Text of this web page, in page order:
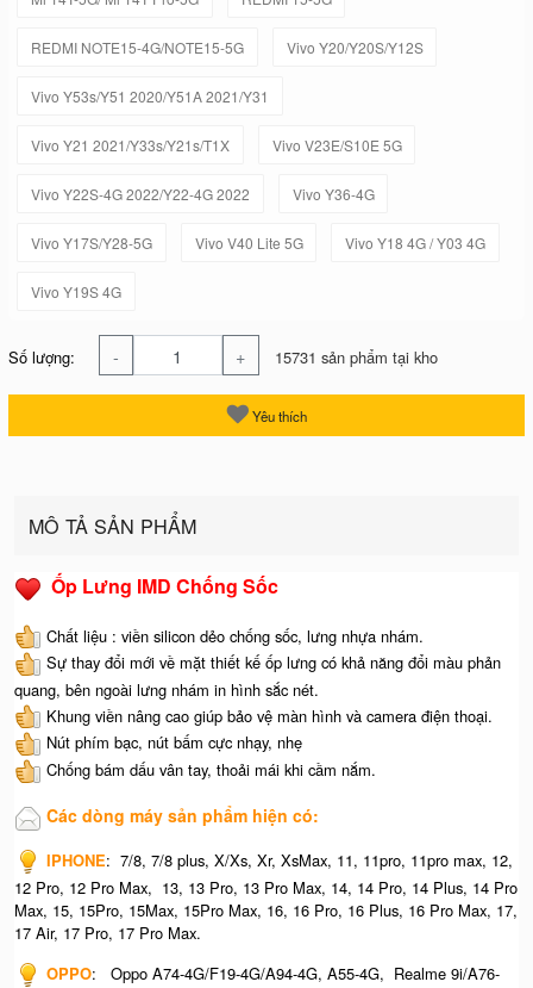
REDMI NOTE15-4G/NOTE15-5G Vivo Y20/Y20S/Y12S
Vivo Y53s/Y51 2020/Y51A 2021/Y31
Vivo Y21 2021/Y33s/Y21s/T1X Vivo V23E/S10E 5G
Vivo Y22S-4G 2022/Y22-4G 2022 Vivo Y36-4G
Vivo Y17S/Y28-5G Vivo V40 Lite 5G Vivo Y18 4G / Y03 4G
Vivo Y19S 4G
Số lượng: - + 15731 sản phẩm tại kho
Yêu thích
MÔ TẢ SẢN PHẨM
Ốp Lưng IMD Chống Sốc
Chất liệu : viền silicon dẻo chống sốc, lưng nhựa nhám.
Sự thay đổi mới về mặt thiết kế ốp lưng có khả năng đổi màu phản
quang, bên ngoài lưng nhám in hình sắc nét.
Khung viền nâng cao giúp bảo vệ màn hình và camera điện thoại.
Nút phím bạc, nút bấm cực nhạy, nhẹ
Chống bám dấu vân tay, thoải mái khi cầm nắm.
Các dòng máy sản phẩm hiện có:
IPHONE: 7/8, 7/8 plus, X/Xs, Xr, XsMax, 11, 11pro, 11pro max, 12,
12 Pro, 12 Pro Max, 13, 13 Pro, 13 Pro Max, 14, 14 Pro, 14 Plus, 14 Pro
Max, 15, 15Pro, 15Max, 15Pro Max, 16, 16 Pro, 16 Plus, 16 Pro Max, 17,
17 Air, 17 Pro, 17 Pro Max.
OPPO:
Oppo A74-4G/F19-4G/A94-4G, A55-4G, Realme 9i/A76-